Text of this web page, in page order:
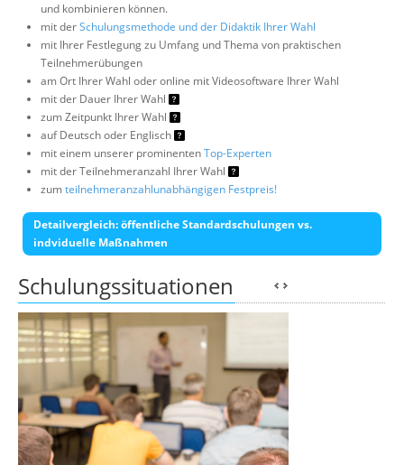
und kombinieren können.
mit derSchulungsmethode und der Didaktik Ihrer Wahl
mit Ihrer Festlegung zu Umfang und Thema von praktischen
Teilnehmerübungen
am Ort Ihrer Wahl oder online mit Videosoftware Ihrer Wahl
mit der Dauer Ihrer Wahl
zum Zeitpunkt Ihrer Wahl
auf Deutsch oder Englisch
mit einem unserer prominentenTop-Experten
mit der Teilnehmeranzahl Ihrer Wahl
zumteilnehmeranzahlunabhängigen Festpreis!
Detailvergleich: öffentliche Standardschulungen vs.
indviduelle Maßnahmen
Schulungssituationen